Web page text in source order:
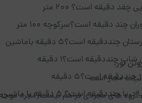
چقد دقیقه است؟ ۲۰۰ متر
چند دقیقه است؟سرکوچه ۱۰۰ متر
چنددقیقه است؟۵ دقیقه باماشین
چنددقیقه است؟۱ دقیقه
است؟۵ دقیقه
چنددقیقه است؟ ۵ دقیقه با ماشین
نور:
مجاز است
گروه های مجردی فراهم نیست(مجرد